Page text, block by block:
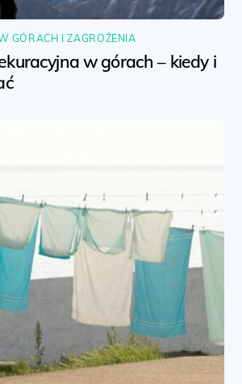
GÓRACH I ZAGROŻENIA
w górach – kiedy i